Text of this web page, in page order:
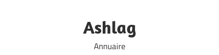
Ashlag
Annuaire